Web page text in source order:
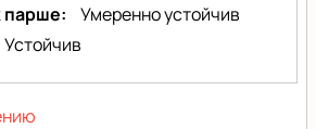
парше
Умеренно устойчив
Устойчив